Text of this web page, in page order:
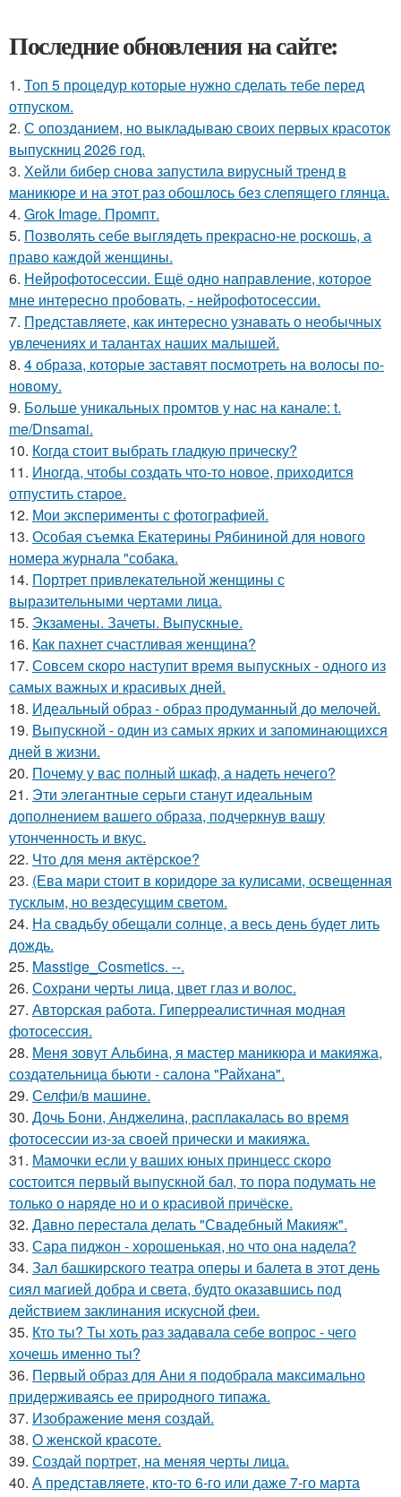
Последние обновления на сайте:
1. Топ 5 процедур которые нужно сделать тебе перед
отпуском.
2. С опозданием, но выкладываю своих первых красоток
выпускниц 2026 год.
3. Хейли бибер снова запустила вирусный тренд в
маникюре и на этот раз обошлось без слепящего глянца.
4. Grok Image. Промпт.
5. Позволять себе выглядеть прекрасно-не роскошь, а
право каждой женщины.
6. Нейрофотосессии. Ещё одно направление, которое
мне интересно пробовать, - нейрофотосессии.
7. Представляете, как интересно узнавать о необычных
увлечениях и талантах наших малышей.
8. 4 образа, которые заставят посмотреть на волосы по-
новому.
9. Больше уникальных промтов у нас на канале: t.
me/Dnsamai.
10. Когда стоит выбрать гладкую прическу?
11. Иногда, чтобы создать что-то новое, приходится
отпустить старое.
12. Мои эксперименты с фотографией.
13. Особая съемка Екатерины Рябининой для нового
номера журнала "собака.
14. Портрет привлекательной женщины с
выразительными чертами лица.
15. Экзамены. Зачеты. Выпускные.
16. Как пахнет счастливая женщина?
17. Совсем скоро наступит время выпускных - одного из
самых важных и красивых дней.
18. Идеальный образ - образ продуманный до мелочей.
19. Выпускной - один из самых ярких и запоминающихся
дней в жизни.
20. Почему у вас полный шкаф, а надеть нечего?
21. Эти элегантные серьги станут идеальным
дополнением вашего образа, подчеркнув вашу
утонченность и вкус.
22. Что для меня актёрское?
23. (Ева мари стоит в коридоре за кулисами, освещенная
тусклым, но вездесущим светом.
24. На свадьбу обещали солнце, а весь день будет лить
дождь.
25. Masstige_Cosmetics. --.
26. Сохрани черты лица, цвет глаз и волос.
27. Авторская работа. Гиперреалистичная модная
фотосессия.
28. Меня зовут Альбина, я мастер маникюра и макияжа,
создательница бьюти - салона "Райхана".
29. Селфи/в машине.
30. Дочь Бони, Анджелина, расплакалась во время
фотосессии из-за своей прически и макияжа.
31. Мамочки если у ваших юных принцесс скоро
состоится первый выпускной бал, то пора подумать не
только о наряде но и о красивой причёске.
32. Давно перестала делать "Свадебный Макияж".
33. Сара пиджон - хорошенькая, но что она надела?
34. Зал башкирского театра оперы и балета в этот день
сиял магией добра и света, будто оказавшись под
действием заклинания искусной феи.
35. Кто ты? Ты хоть раз задавала себе вопрос - чего
хочешь именно ты?
36. Первый образ для Ани я подобрала максимально
придерживаясь ее природного типажа.
37. Изображение меня создай.
38. О женской красоте.
39. Создай портрет, на меняя черты лица.
40. А представляете, кто-то 6-го или даже 7-го марта